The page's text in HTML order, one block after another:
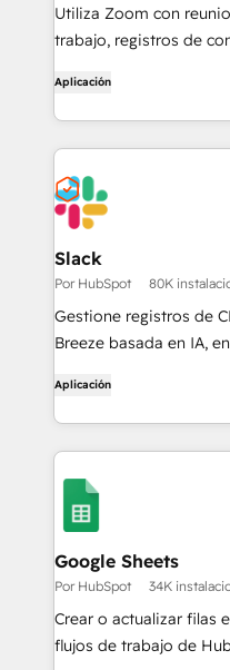
Utiliza Zoom con
trabajo, registros de
Aplicación
Slack
Por HubSpot 80K
Gestione registros de
Breeze basada en IA,
Aplicación
Google Sheets
Por HubSpot 34K
Crear o actualizar filas
flujos de trabajo de